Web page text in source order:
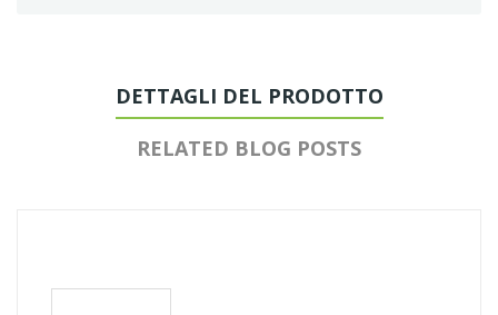
DETTAGLI DEL PRODOTTO
RELATED BLOG POSTS